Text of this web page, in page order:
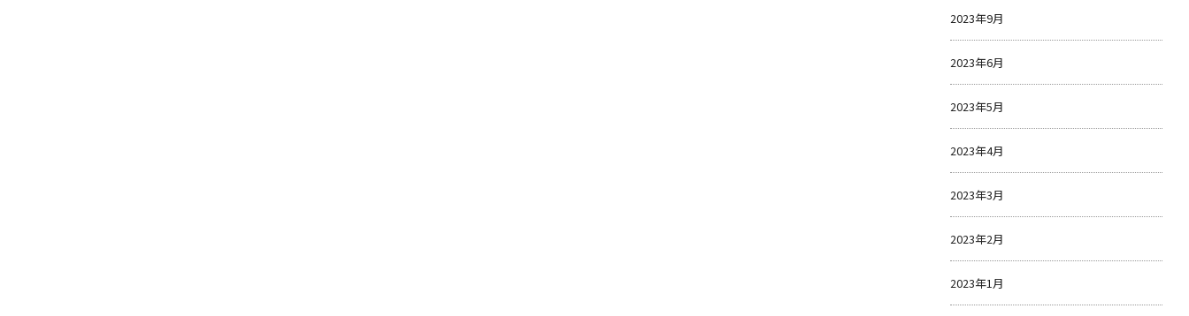
2023年9月
2023年6月
2023年5月
2023年4月
2023年3月
2023年2月
2023年1月